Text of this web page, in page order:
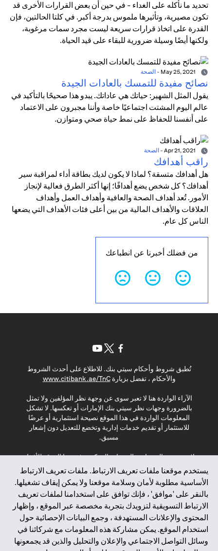
تحديد ما نأكله على الغداء - في حين أن بعض القرارات الأخرى قد
تكون مصيرية، وتأثيرها ملموس بدرجة أكبر. في كلتا الحالتين، فإن
القدرة على اتخاذ قرارات سريعة ليست مجرد سمات مرغوبة،
ولكنها أيضًا وسيلة ضرورية للبقاء على قيد الحياة.
- الصحة
نصائح مفيدة للتمسك بالعادات الجيدة
يقول المثل الشهير: حياتك هي عاداتك. يبدو هذا صحيحًا بالتأكيد في
عالم اليوم المشتت اجتماعيًا خاصة وأننا مجبرون على الاعتماد
على أنفسنا للحفاظ على نمط حياة صحي ومتوازن.
- الصحة
راقب أهدافك
هل أهدافك متسقة؟ لماذا لا يكون لديك بطاقة أداء لمراقبة سير
أهدافك؟ كل شخص يضع أهدافًا؛ إنها أكثر الطرق فعالية لإنجاز
الأمور. تُعد أهداف الصحة والعافية وأهداف العمل وأهداف
العلاقات والأهداف المالية من بين أعلى فئات الأهداف التي يضعها
الناس كل عام.
من فضلك أخبرنا عن انطباعك
يستخدم موقعنا ملفات تعريف الارتباط. ملفات تعريف الارتباط
الأساسية مطلوبة لأمان وسلامة موقعنا ولا يمكن إيقاف تشغيلها.
بالنقر على 'موافق' ، فإنك توافق على استخدامنا لملفات تعريف
الارتباط التسويقية لتزويدك بتجربة مخصصة عبر الموقع ، وإظهار
المحتوى والإعلانات المستهدفة ، وجمع البيانات الإحصائية حول
استخدام الموقع. يمكن مشاركة هذه المعلومات مع شركائنا في
وسائل التواصل الاجتماعي والإعلان والتحليل والذين قد يجمعونها
تُطبق شروط وأحكام سيتي بنك. للاطلاع على أحدث الشروط
والأحكام ، تفضل بزيارةwww.citibank.ae/TnC
(opens in a new tab)
الآراء الواردة هنا لا تعبر سوى عن وجهة نظر المؤلفين ولا تمثل
بالضرورة وجهات نظر سيتي بنك الإمارات أو تعكسها. لا تشكل
المعلومات الواردة في هذا الموقع نصيحة استثمارية أو عرضًا
للاستثمار أو تقديم خدمات إدارية وتخضع للتعديل دون إشعار
مسبق.
لا يتم تقديم المنتجات والخدمات المذكورة في هذا الموقع للأفراد
المقيمين في الاتحاد الأوروبي أو المنطقة الاقتصادية الأوروبية أو
سويسرا أو غيرنسي أو جيرسي أو موناكو أو سان مارينو أو
الفاتيكان أو جزيرة مان أو المملكة المتحدة أو خصوصية البيانات
(لائحة حماية البيانات العامة \ قانون حماية البيانات الشخصية
العامة \ قانون خصوصية نيوزيلندا). المحتوى الموجود في هذه
الصفحة ليس ولا ينبغي تفسيره على أنه عرض أو دعوة أو دعوة
لشراء أو بيع أي من المنتجات والخدمات المذكورة هنا لمثل هؤلاء
الأفراد.